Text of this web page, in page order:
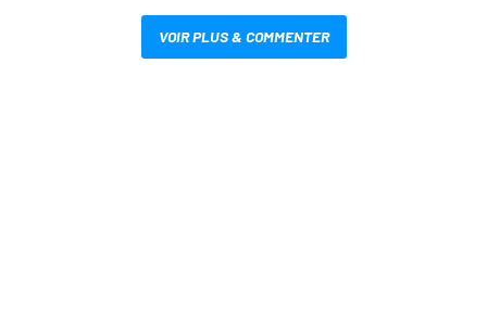
VOIR PLUS & COMMENTER